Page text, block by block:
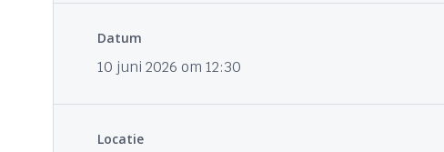
Datum
10 juni 2026 om 12:30
Locatie